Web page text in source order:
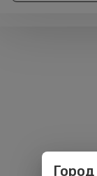
Город